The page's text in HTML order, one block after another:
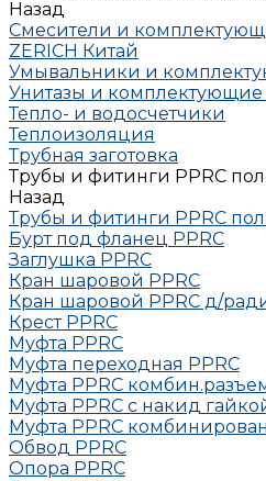
Назад
Смесители и
ZERICH Китай
Умывальники и
Унитазы и
Тепло- и водосчетчики
Теплоизоляция
Трубная заготовка
Трубы и фитинги PPRC
Назад
Трубы и фитинги PPRC
Бурт под фланец РРRC
Заглушка РРRC
Кран шаровой PPRC
Кран шаровой PPRC д/
Крест PPRC
Муфта PPRC
Муфта переходная PPRC
Муфта РРRC
Муфта PPRC с накид
Муфта РРRC
Обвод РРRC
Опора РРRC